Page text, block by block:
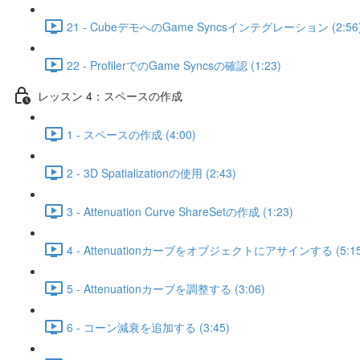
21 - CubeデモへのGame Syncsインテグレーション
22 - ProfilerでのGame Syncsの確認 (1:23)
レッスン 4：スペースの作成
1 - スペースの作成 (4:00)
2 - 3D Spatializationの使用 (2:43)
3 - Attenuation Curve ShareSetの作成 (1:23)
4 - Attenuationカーブをオブジェクトにアサインする
5 - Attenuationカーブを調整する (3:06)
6 - コーン減衰を追加する (3:45)